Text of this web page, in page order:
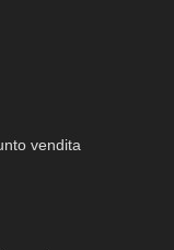
vendita